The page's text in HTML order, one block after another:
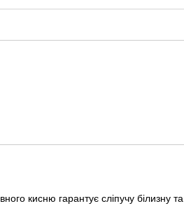
кисню гарантує сліпучу білизну та